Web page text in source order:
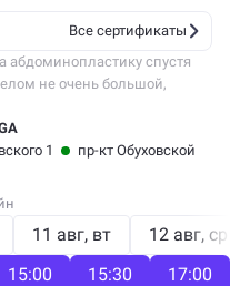
Все сертификаты
абдоминопластику спустя
не очень большой,
ни спортом,
1
пр-кт Обуховской
11 авг вт 12 авг ср
15:00 15:30 17:00